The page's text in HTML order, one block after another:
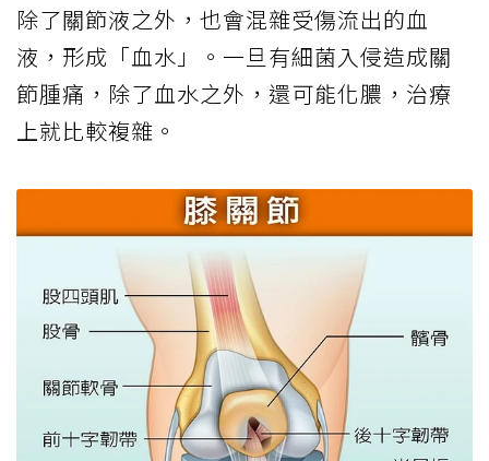
除了關節液之外，也會混雜受傷流出的血
液，形成「血水」。一旦有細菌入侵造成關
節腫痛，除了血水之外，還可能化膿，治療
上就比較複雜。